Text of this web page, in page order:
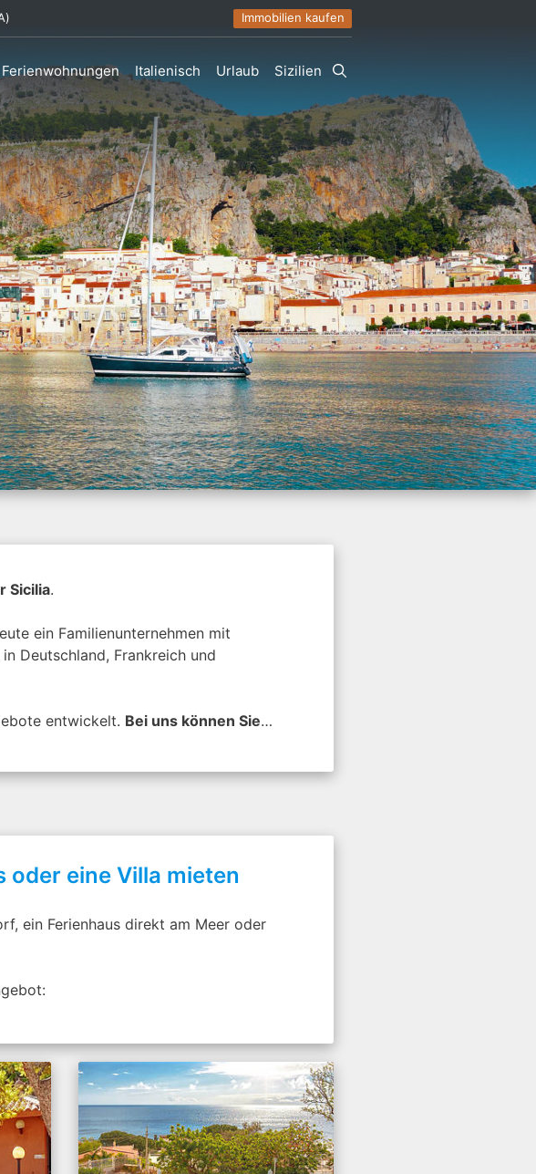
Immobilien kaufen
Ferienwohnungen Italienisch Urlaub Sizilien
Sicilia.
ein Familienunternehmen mit
Deutschland, Frankreich und
entwickelt. Bei uns können Sie…
oder eine Villa mieten
ein Ferienhaus direkt am Meer oder